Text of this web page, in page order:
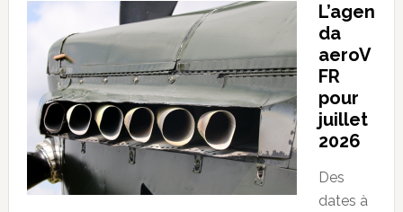
L’agen
da
aeroV
FR
pour
juillet
2026
Des
dates à